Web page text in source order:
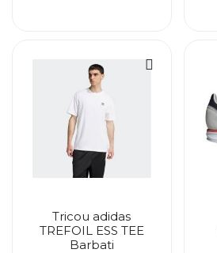
Tricou adidas
TREFOIL ESS TEE
Barbati